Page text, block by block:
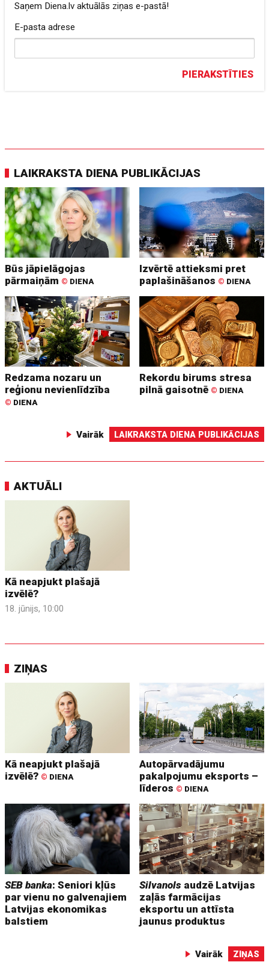
Saņem Diena.lv aktuālās ziņas e-pastā!
E-pasta adrese
PIERAKSTĪTIES
LAIKRAKSTA DIENA PUBLIKĀCIJAS
Būs jāpielāgojas
pārmaiņām © DIENA
Izvērtē attieksmi pret
paplašināšanos © DIENA
Redzama nozaru un
reģionu nevienlīdzība
© DIENA
Rekordu birums stresa
pilnā gaisotnē © DIENA
Vairāk LAIKRAKSTA DIENA PUBLIKĀCIJAS
AKTUĀLI
Kā neapjukt plašajā
izvēlē?
18. jūnijs, 10:00
ZIŅAS
Kā neapjukt plašajā
izvēlē? © DIENA
Autopārvadājumu
pakalpojumu eksports –
līderos © DIENA
SEB banka: Seniori kļūs
par vienu no galvenajiem
Latvijas ekonomikas
balstiem
Silvanols audzē Latvijas
zaļās farmācijas
eksportu un attīsta
jaunus produktus
Vairāk ZIŅAS